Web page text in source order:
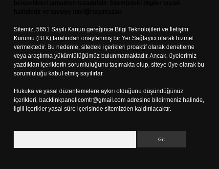
Sitemiz, 5651 Sayılı Kanun gereğince Bilgi Teknolojileri ve İletişim
Kurumu (BTK) tarafından onaylanmış bir Yer Sağlayıcı olarak hizmet
vermektedir. Bu nedenle, sitedeki içerikleri proaktif olarak denetleme
veya araştırma yükümlülüğümüz bulunmamaktadır. Ancak, üyelerimiz
yazdıkları içeriklerin sorumluluğunu taşımakta olup, siteye üye olarak bu
sorumluluğu kabul etmiş sayılırlar.
Hukuka ve yasal düzenlemelere aykırı olduğunu düşündüğünüz
içerikleri, backlinkpanelicomtr@gmail.com adresine bildirmeniz halinde,
ilgili içerikler yasal süre içerisinde sitemizden kaldırılacaktır.